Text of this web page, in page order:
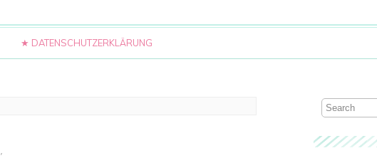
★ DATENSCHUTZERKLÄRUNG